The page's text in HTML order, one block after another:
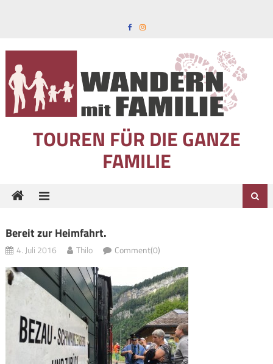
TOUREN FÜR DIE GANZE
FAMILIE
Bereit zur Heimfahrt.
4. Juli 2016 Thilo Comment(0)